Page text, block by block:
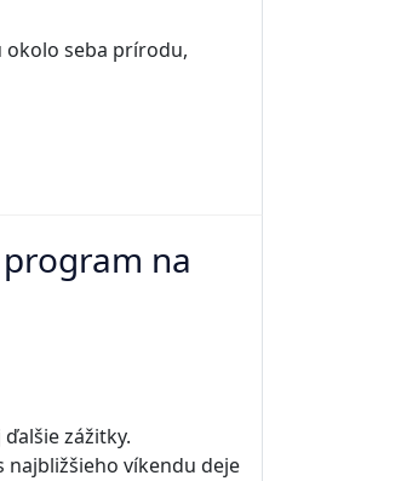
okolo seba prírodu,
na
zážitky.
najbližšieho víkendu deje